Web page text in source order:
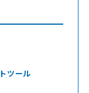
ツール